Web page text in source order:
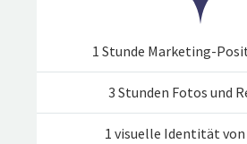
1 Stunde Marketing-
3 Stunden Fotos und
1 visuelle Identität von